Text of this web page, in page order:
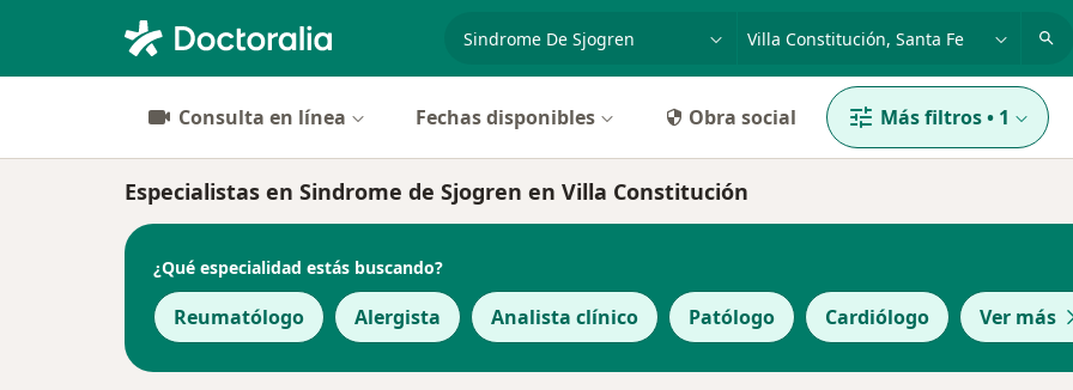
p. ej. Buenos Aires
Consulta en línea Fechas disponibles Obra social Más filtros• 1
Especialistas en Sindrome de Sjogren en Villa Constitución
¿Qué especialidad estás buscando?
Reumatólogo Alergista Analista clínico Patólogo Cardiólogo Ver más